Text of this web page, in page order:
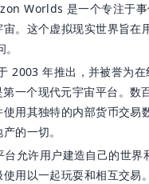
Worlds 是一个专注于事
。这个虚拟现实世界旨在
年推出，并被誉为在
一个现代元宇宙平台。数
用其独特的内部货币交易
的一切。
允许用户建造自己的世界
用以一起玩耍和相互交易。